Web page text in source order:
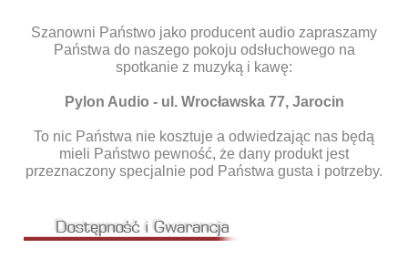
Szanowni Państwo jako producent audio zapraszamy
Państwa do naszego pokoju odsłuchowego na
spotkanie z muzyką i kawę:
Pylon Audio - ul. Wrocławska 77, Jarocin
To nic Państwa nie kosztuje a odwiedzając nas będą
mieli Państwo pewność, że dany produkt jest
przeznaczony specjalnie pod Państwa gusta i potrzeby.